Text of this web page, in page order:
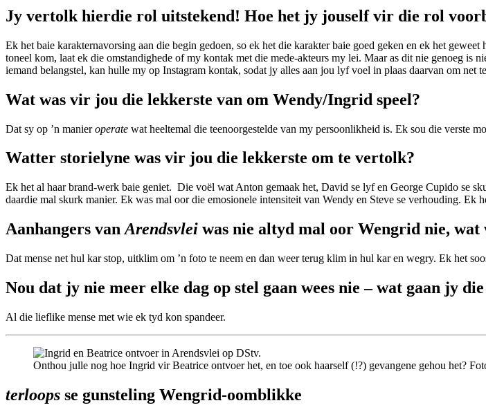
Jy vertolk hierdie rol uitstekend! Hoe het jy jouself vir die rol
Ek het baie karakternavorsing aan die begin gedoen, so ek het die karakter baie goed geken en ek het
toneel kom, laat ek die omstandighede of my kontak met die mede-akteurs my lei. Maar as dit nie genoeg is
iemand belangstel, kan hulle my op Instagram kontak, sodat jy alles aan jou lyf voel in plaas daarvan om net
Wat was vir jou die lekkerste van om Wendy/Ingrid speel?
Dat sy op ’n manieroperate wat heeltemal die teenoorgestelde van my persoonlikheid is. Ek sou die verste
Watter storielyne was vir jou die lekkerste om te vertolk?
Ek het al haar brand-werk baie geniet. Die voël wat Anton gemaak het, David se lyf en George Cupido se
daardie mal skurk manier. Ek was mal oor die emosionele intensiteit van Wendy en Steve se verhouding. Ek
Aanhangers vanArendsvlei was nie altyd mal oor Wengrid nie, wat
Dat mense net hul kar stop, uitklim om ’n foto te neem en dan weer terug klim in hul kar en wegry. Ek het
Nou dat jy nie meer elke dag op stel gaan wees nie – wat gaan jy die
Al die lieflike mense met wie ek tyd kon spandeer.
Onthou julle nog hoe Ingrid vir Beatrice ontvoer het, en toe ook haarself (!?) gevangene gehou het?
terloops se gunsteling Wengrid-oomblikke